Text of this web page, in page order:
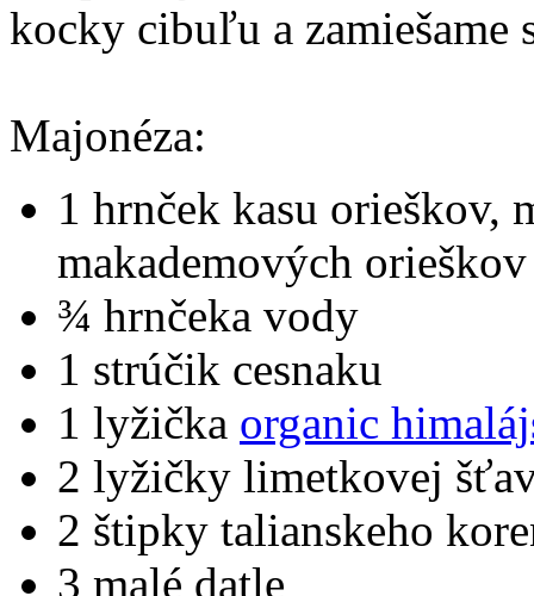
kocky cibuľu a
Majonéza:
1 hrnček kasu orieškov,
makademových orieškov
¾ hrnčeka vody
1 strúčik cesnaku
1 lyžička organic
2 lyžičky limetkovej
2 štipky talianskeho
3 malé datle